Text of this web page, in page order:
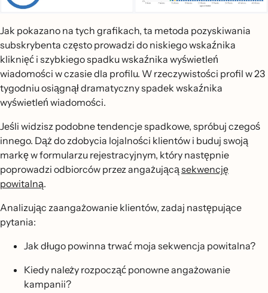
Jak pokazano na tych grafikach, ta metoda pozyskiwania
subskrybenta często prowadzi do niskiego wskaźnika
kliknięć i szybkiego spadku wskaźnika wyświetleń
wiadomości w czasie dla profilu. W rzeczywistości profil w 23
tygodniu osiągnął dramatyczny spadek wskaźnika
wyświetleń wiadomości.
Jeśli widzisz podobne tendencje spadkowe, spróbuj czegoś
innego. Dąż do zdobycia lojalności klientów i buduj swoją
markę w formularzu rejestracyjnym, który następnie
poprowadzi odbiorców przez angażującąsekwencję
powitalną.
Analizując zaangażowanie klientów, zadaj następujące
pytania:
Jak długo powinna trwać moja sekwencja powitalna?
Kiedy należy rozpocząć ponowne angażowanie
kampanii?